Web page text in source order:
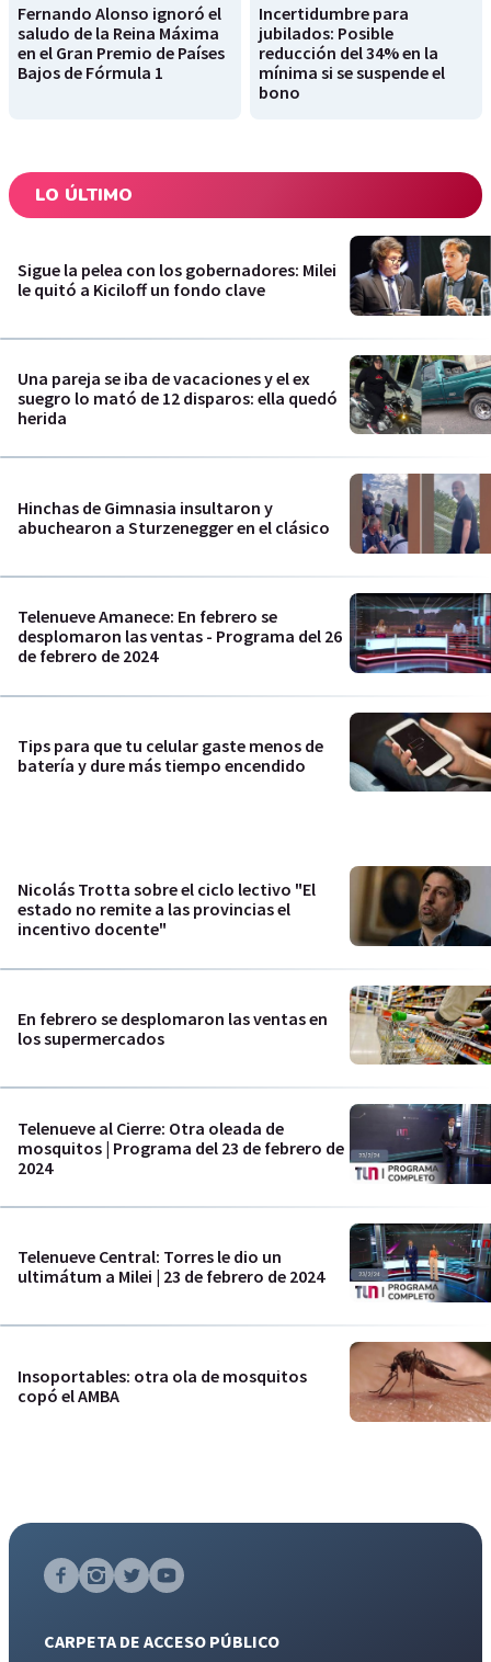
Fernando Alonso ignoró el
saludo de la Reina Máxima
en el Gran Premio de Países
Bajos de Fórmula 1
Incertidumbre para
jubilados: Posible
reducción del 34% en la
mínima si se suspende el
bono
LO ÚLTIMO
Sigue la pelea con los gobernadores: Milei
le quitó a Kiciloff un fondo clave
Una pareja se iba de vacaciones y el ex
suegro lo mató de 12 disparos: ella quedó
herida
Hinchas de Gimnasia insultaron y
abuchearon a Sturzenegger en el clásico
Telenueve Amanece: En febrero se
desplomaron las ventas - Programa del 26
de febrero de 2024
Tips para que tu celular gaste menos de
batería y dure más tiempo encendido
Nicolás Trotta sobre el ciclo lectivo "El
estado no remite a las provincias el
incentivo docente"
En febrero se desplomaron las ventas en
los supermercados
Telenueve al Cierre: Otra oleada de
mosquitos | Programa del 23 de febrero de
2024
Telenueve Central: Torres le dio un
ultimátum a Milei | 23 de febrero de 2024
Insoportables: otra ola de mosquitos
copó el AMBA
CARPETA DE ACCESO PÚBLICO